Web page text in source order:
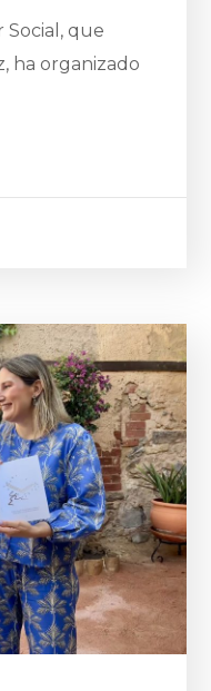
Social, que
ha organizado